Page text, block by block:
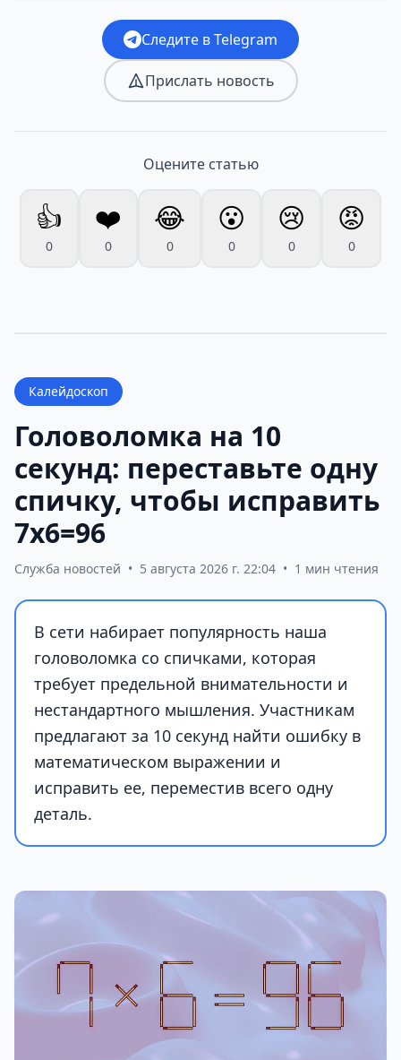
Следите в Telegram
Прислать новость
Оцените статью
👍
0
❤️
0
😂
0
😮
0
😢
0
😡
0
Калейдоскоп
Головоломка на 10
секунд: переставьте одну
спичку, чтобы исправить
7х6=96
Служба новостей • 5 августа 2026 г. 22:04 • 1 мин чтения
В сети набирает популярность наша
головоломка со спичками, которая
требует предельной внимательности и
нестандартного мышления. Участникам
предлагают за 10 секунд найти ошибку в
математическом выражении и
исправить ее, переместив всего одну
деталь.